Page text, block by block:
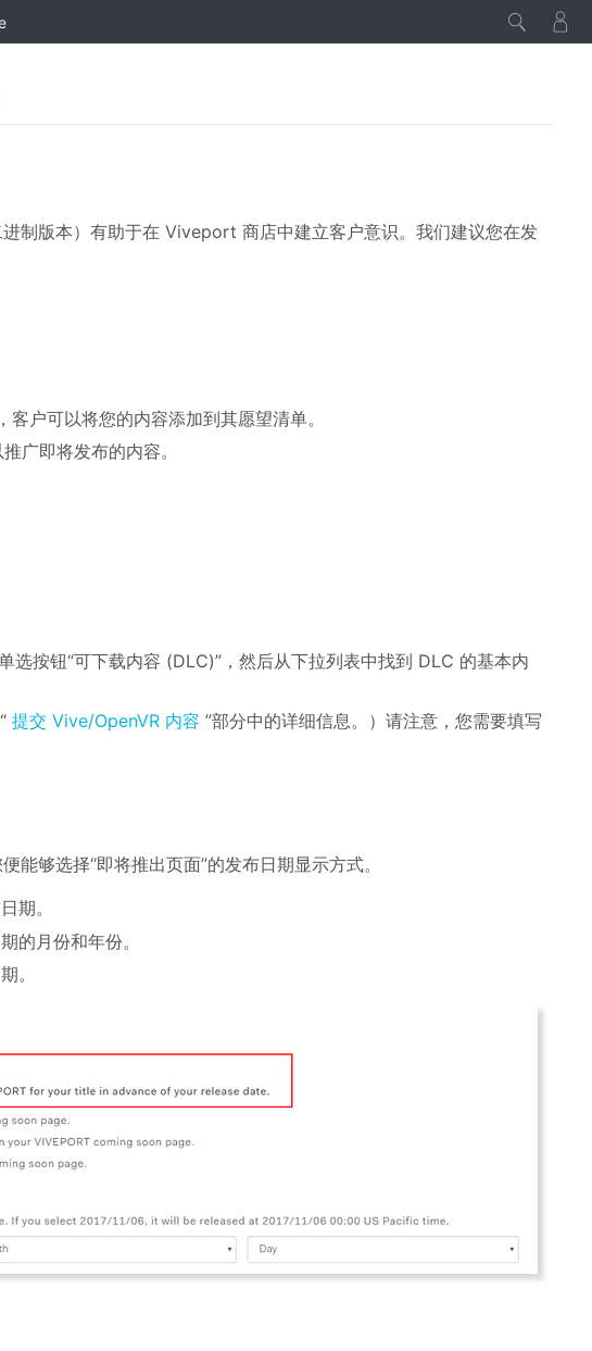
制版本）有助于在 Viveport 商店中建立客户意识。我们建议您在发
户可以将您的内容添加到其愿望清单。
广即将发布的内容。
选按钮“可下载内容 (DLC)”，然后从下拉列表中找到 DLC 的基本内
提交 Vive/OpenVR 内容 ”部分中的详细信息。）请注意，您需要填写
能够选择“即将推出页面”的发布日期显示方式。
期。
的月份和年份。
。